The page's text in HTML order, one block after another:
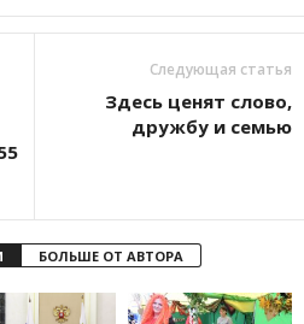
Следующая статья
Здесь ценят слово,
дружбу и семью
БОЛЬШЕ ОТ АВТОРА